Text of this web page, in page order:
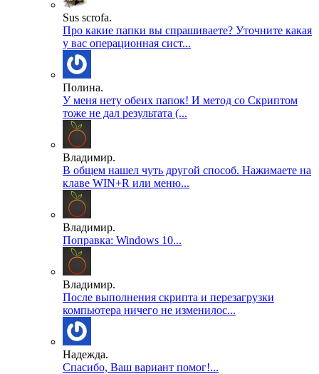
Sus scrofa.
Про какие папки вы спрашиваете? Уточните какая
у вас операционная сист...
Полина.
У меня нету обеих папок! И метод со Скриптом
тоже не дал результата (...
Владимир.
В общем нашел чуть другой способ. Нажимаете на
клаве WIN+R или меню...
Владимир.
Поправка: Windows 10...
Владимир.
После выполнения скрипта и перезагрузки
компьютера ничего не изменилос...
Надежда.
Спасибо, Ваш вариант помог!...